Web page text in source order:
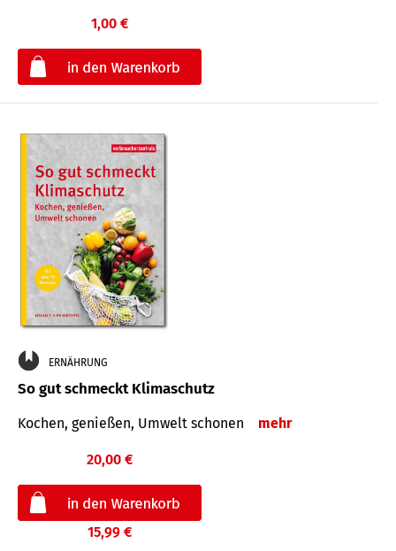
1,00 €
ERNÄHRUNG
So gut schmeckt Klimaschutz
Kochen, genießen, Umwelt schonen mehr
20,00 €
15,99 €